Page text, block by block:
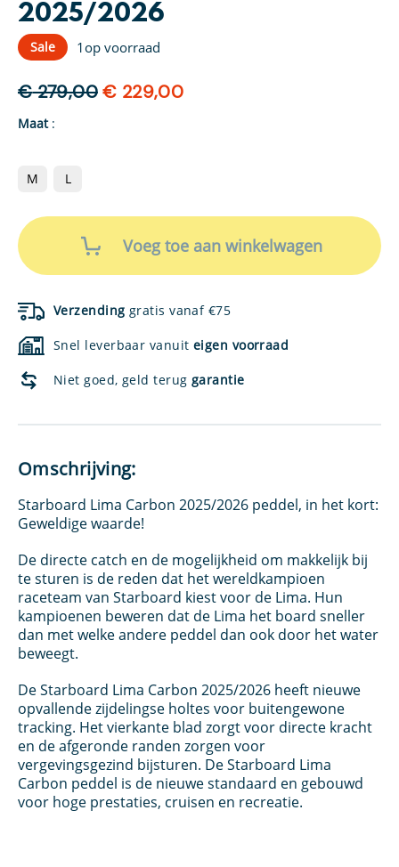
2025/2026
Sale 1op voorraad
€279,00Oorspronkelijke
€ 229,00Huidige
Maat :
M L
Starboard
Lima
Carbon
2025/2026
Voeg toe aan winkelwagen
Verzending gratis vanaf €75
Snel leverbaar vanuit eigen voorraad
Niet goed, geld terug garantie
Omschrijving:
Starboard Lima Carbon 2025/2026 peddel, in het kort:
Geweldige waarde!
De directe catch en de mogelijkheid om makkelijk bij
te sturen is de reden dat het wereldkampioen
raceteam van Starboard kiest voor de Lima. Hun
kampioenen beweren dat de Lima het board sneller
dan met welke andere peddel dan ook door het water
beweegt.
De Starboard Lima Carbon 2025/2026 heeft nieuwe
opvallende zijdelingse holtes voor buitengewone
tracking. Het vierkante blad zorgt voor directe kracht
en de afgeronde randen zorgen voor
vergevingsgezind bijsturen. De Starboard Lima
Carbon peddel is de nieuwe standaard en gebouwd
voor hoge prestaties, cruisen en recreatie.